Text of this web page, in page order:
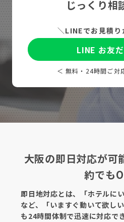
じっくり相
＼ LINEでお見積り
LINE お友
＜ 無料・24時間ご対
大阪の即日対応が可
約でも
即日地対応とは、「ホテルに
など、「いますぐ動いて欲し
も24時間体制で迅速に対応で